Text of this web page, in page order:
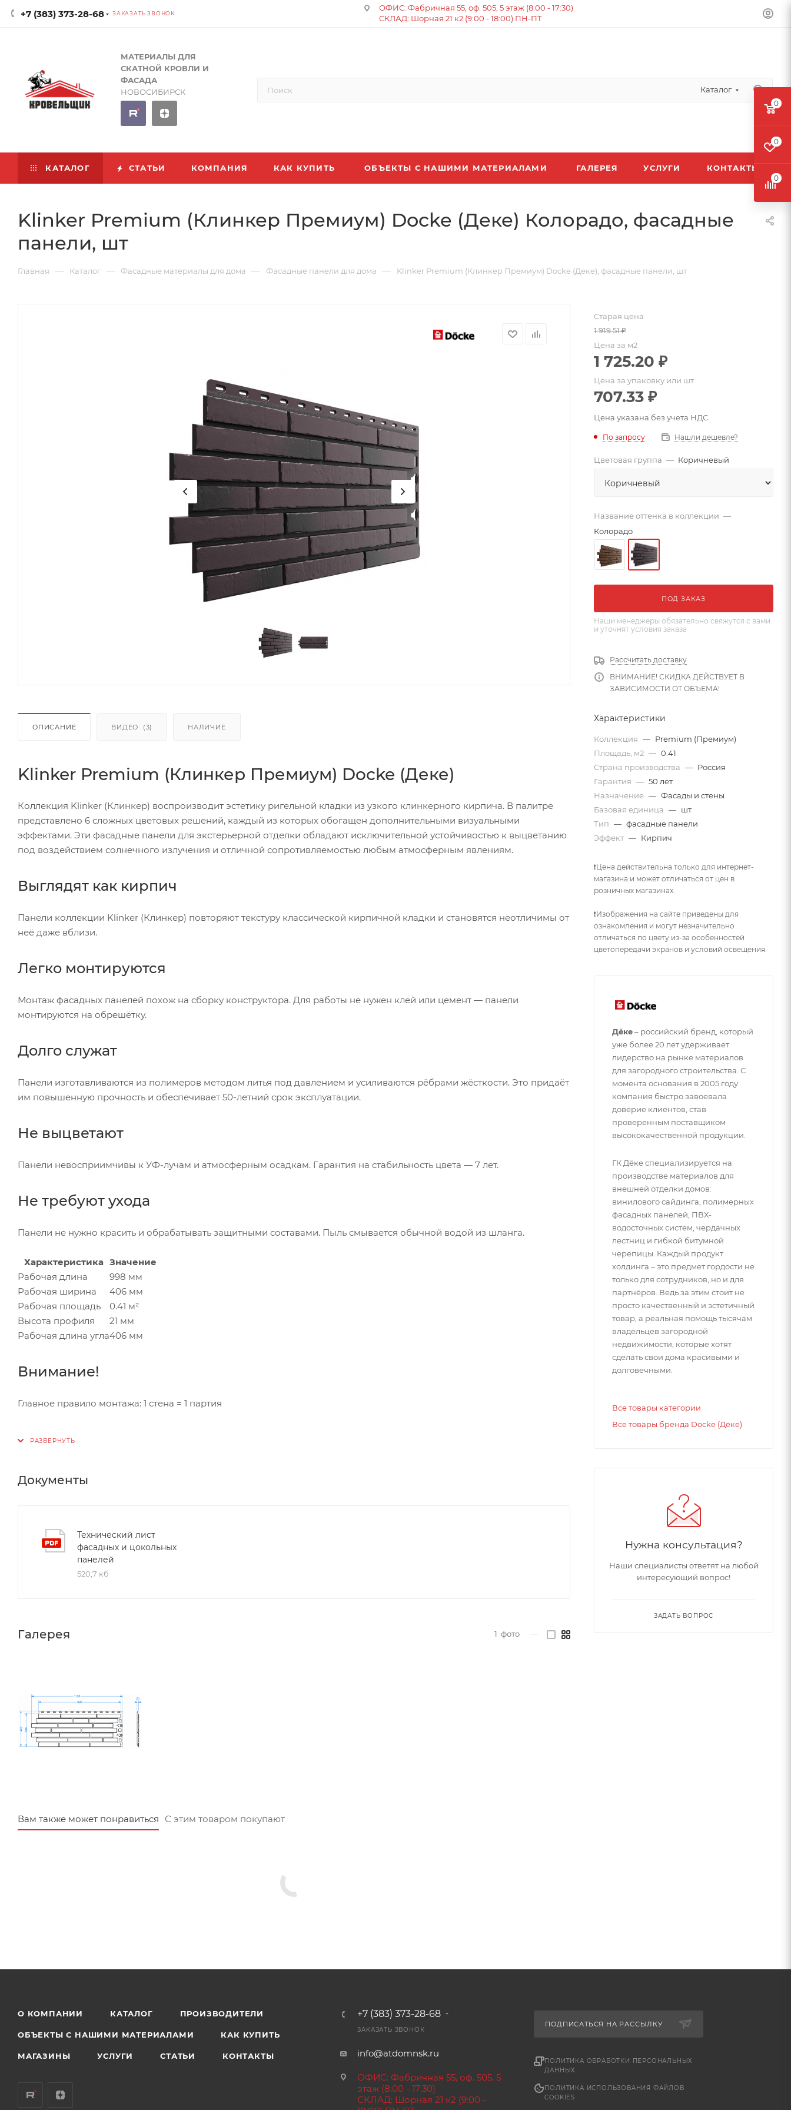
+7 (383) 373-28-68 ЗАКАЗАТЬ ЗВОНОК
ОФИС: Фабричная 55, оф. 505, 5 этаж (8:00 - 17:30)
СКЛАД: Шорная 21 к2 (9:00 - 18:00) ПН-ПТ
МАТЕРИАЛЫ ДЛЯ
СКАТНОЙ КРОВЛИ И
ФАСАДА
НОВОСИБИРСК
Каталог
КАТАЛОГ СТАТЬИ КОМПАНИЯ КАК КУПИТЬ ОБЪЕКТЫ С НАШИМИ МАТЕРИАЛАМИ ГАЛЕРЕЯ УСЛУГИ КОНТАКТЫ
Klinker Premium (Клинкер Премиум) Docke (Деке) Колорадо, фасадные
панели, шт
Главная — Каталог — Фасадные материалы для дома — Фасадные панели для дома — Klinker Premium (Клинкер Премиум) Docke (Деке), фасадные панели, шт
ОПИСАНИЕ ВИДЕО (3) НАЛИЧИЕ
Klinker Premium (Клинкер Премиум) Docke (Деке)
Коллекция Klinker (Клинкер) воспроизводит эстетику ригельной кладки из узкого клинкерного кирпича. В палитре
представлено 6 сложных цветовых решений, каждый из которых обогащен дополнительными визуальными
эффектами. Эти фасадные панели для экстерьерной отделки обладают исключительной устойчивостью к выцветанию
под воздействием солнечного излучения и отличной сопротивляемостью любым атмосферным явлениям.
Выглядят как кирпич
Панели коллекции Klinker (Клинкер) повторяют текстуру классической кирпичной кладки и становятся неотличимы от
неё даже вблизи.
Легко монтируются
Монтаж фасадных панелей похож на сборку конструктора. Для работы не нужен клей или цемент — панели
монтируются на обрешётку.
Долго служат
Панели изготавливаются из полимеров методом литья под давлением и усиливаются рёбрами жёсткости. Это придаёт
им повышенную прочность и обеспечивает 50-летний срок эксплуатации.
Не выцветают
Панели невосприимчивы к УФ-лучам и атмосферным осадкам. Гарантия на стабильность цвета — 7 лет.
Не требуют ухода
Панели не нужно красить и обрабатывать защитными составами. Пыль смывается обычной водой из шланга.
Характеристика Значение
Рабочая длина
998 мм
Рабочая ширина
406 мм
Рабочая площадь
0.41 м²
Высота профиля
21 мм
Рабочая длина угла406 мм
Внимание!
Главное правило монтажа: 1 стена = 1 партия
Документы
Технический лист
фасадных и цокольных
панелей
520,7 кб
Галерея 1 фото
Вам также может понравиться С этим товаром покупают
Старая цена
1 919.51₽
Цена за м2
1 725.20 ₽
Цена за упаковку или шт
707.33 ₽
Цена указана без учета НДС
По запросу Нашли дешевле?
Цветовая группа — Коричневый
Название оттенка в коллекции —
Колорадо
ПОД ЗАКАЗ
Наши менеджеры обязательно свяжутся с вами
и уточнят условия заказа
Рассчитать доставку
ВНИМАНИЕ! СКИДКА ДЕЙСТВУЕТ В
ЗАВИСИМОСТИ ОТ ОБЪЕМА!
Характеристики
Коллекция — Premium (Премиум)
Площадь, м2 — 0.41
Страна производства — Россия
Гарантия — 50 лет
Назначение — Фасады и стены
Базовая единица — шт
Тип — фасадные панели
Эффект — Кирпич
❗Цена действительна только для интернет-
магазина и может отличаться от цен в
розничных магазинах.
❗Изображения на сайте приведены для
ознакомления и могут незначительно
отличаться по цвету из-за особенностей
цветопередачи экранов и условий освещения.
Дёке– российский бренд, который
уже более 20 лет удерживает
лидерство на рынке материалов
для загородного строительства. С
момента основания в 2005 году
компания быстро завоевала
доверие клиентов, став
проверенным поставщиком
высококачественной продукции.
ГК Дёке специализируется на
производстве материалов для
внешней отделки домов:
винилового сайдинга, полимерных
фасадных панелей, ПВХ-
водосточных систем, чердачных
лестниц и гибкой битумной
черепицы. Каждый продукт
холдинга – это предмет гордости не
только для сотрудников, но и для
партнёров. Ведь за этим стоит не
просто качественный и эстетичный
товар, а реальная помощь тысячам
владельцев загородной
недвижимости, которые хотят
сделать свои дома красивыми и
долговечными.
Все товары категории
Все товары бренда Docke (Дёке)
Нужна консультация?
Наши специалисты ответят на любой
интересующий вопрос!
ЗАДАТЬ ВОПРОС
О КОМПАНИИ КАТАЛОГ ПРОИЗВОДИТЕЛИ
ОБЪЕКТЫ С НАШИМИ МАТЕРИАЛАМИ КАК КУПИТЬ
МАГАЗИНЫ УСЛУГИ СТАТЬИ КОНТАКТЫ
+7 (383) 373-28-68
ЗАКАЗАТЬ ЗВОНОК
info@atdomnsk.ru
ОФИС: Фабричная 55, оф. 505, 5
этаж (8:00 - 17:30)
СКЛАД: Шорная 21 к2 (9:00 -
ПОДПИСАТЬСЯ НА РАССЫЛКУ
ПОЛИТИКА ОБРАБОТКИ ПЕРСОНАЛЬНЫХ
ДАННЫХ
ПОЛИТИКА ИСПОЛЬЗОВАНИЯ ФАЙЛОВ
COOKIES
0
0
0